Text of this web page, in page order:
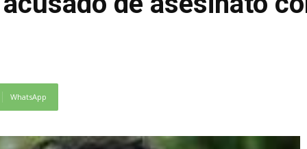
WhatsApp